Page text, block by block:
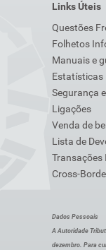
Links Úteis
Questões
Folhetos
Manuais e
Estatísticas
Segurança
Ligações
Venda de
Lista de
Cross-
Dados Pessoais
A Autoridade
dezembro. Para